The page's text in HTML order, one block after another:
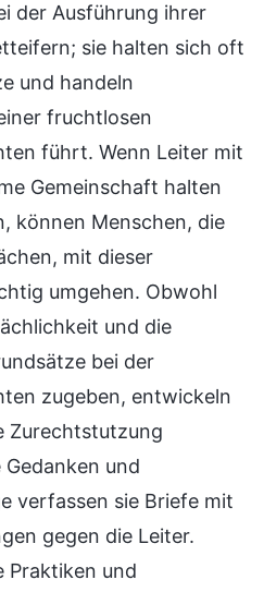
der Ausführung ihrer
sie halten sich oft
und handeln
fruchtlosen
führt. Wenn Leiter mit
Gemeinschaft halten
können Menschen, die
mit dieser
umgehen. Obwohl
und die
bei der
zugeben, entwickeln
Zurechtstutzung
und
verfassen sie Briefe mit
gegen die Leiter.
Praktiken und